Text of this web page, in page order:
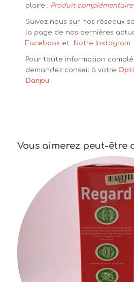
plaire : Produit complémentaire
Suivez nous sur nos réseaux
la page de nos dernières
Facebooket Notre Instagram.
Pour toute information
demandez conseil à votre
Danjou.
Vous aimerez peut-être